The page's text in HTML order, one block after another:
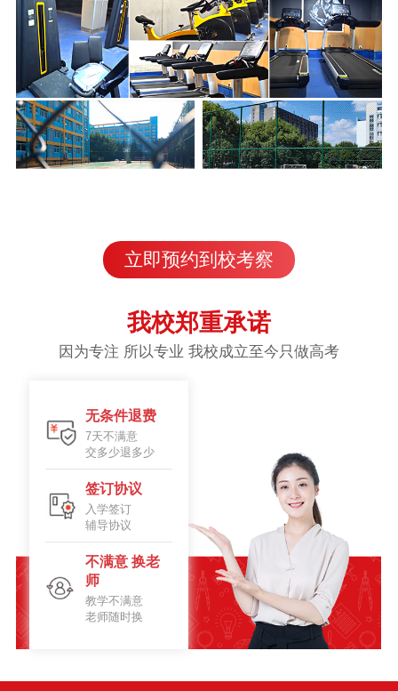
立即预约到校考察
我校郑重承诺
因为专注 所以专业 我校成立至今只做高考
无条件退费
7天不满意
交多少退多少
签订协议
入学签订
辅导协议
不满意 换老
师
教学不满意
老师随时换